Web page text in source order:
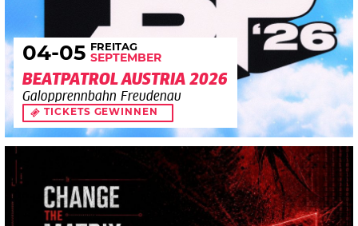
04-05 FREITAG
SEPTEMBER
BEATPATROL AUSTRIA 2026
Galopprennbahn Freudenau
TICKETS GEWINNEN